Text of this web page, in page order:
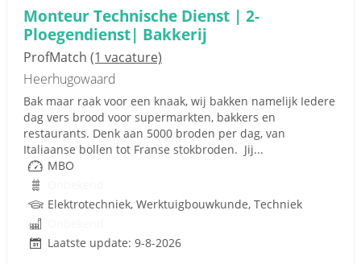
Monteur Technische Dienst | 2-
Ploegendienst| Bakkerij
ProfMatch (1 vacature)
Heerhugowaard
Bak maar raak voor een knaak, wij bakken namelijk Iedere
dag vers brood voor supermarkten, bakkers en
restaurants. Denk aan 5000 broden per dag, van
Italiaanse bollen tot Franse stokbroden. Jij...
MBO
Elektrotechniek, Werktuigbouwkunde, Techniek
Laatste update: 9-8-2026